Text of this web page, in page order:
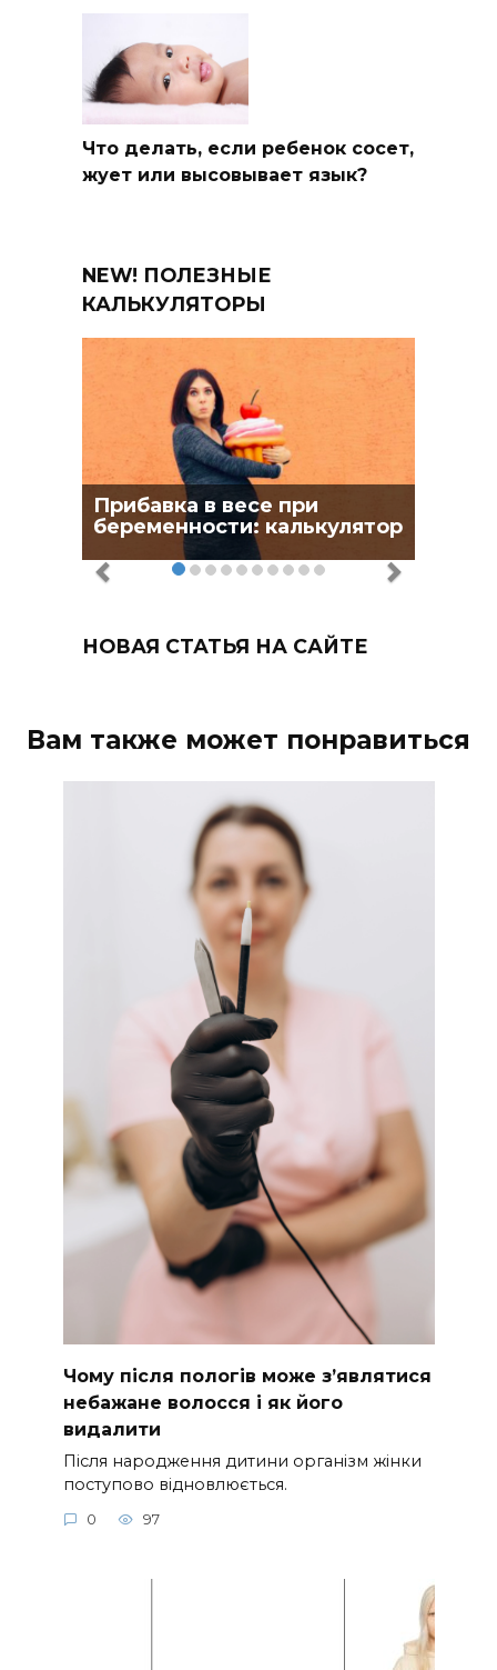
Что делать, если ребенок сосет,
жует или высовывает язык?
NEW! ПОЛЕЗНЫЕ
КАЛЬКУЛЯТОРЫ
Прибавка в весе при
беременности: калькулятор
НОВАЯ СТАТЬЯ НА САЙТЕ
Вам также может понравиться
Чому після пологів може з’являтися
небажане волосся і як його
видалити
Після народження дитини організм жінки
поступово відновлюється.
0 97